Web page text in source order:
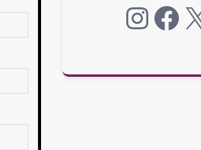
Instagram Facebook X